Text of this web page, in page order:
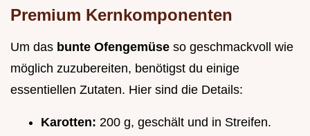
Premium Kernkomponenten
Um das bunte Ofengemüse so geschmackvoll wie
möglich zuzubereiten, benötigst du einige
essentiellen Zutaten. Hier sind die Details:
Karotten: 200 g, geschält und in Streifen.